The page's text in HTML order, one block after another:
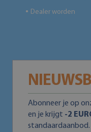
● Dealer worden
Abonneer je op
en je krijgt -2
standaardaanbod.